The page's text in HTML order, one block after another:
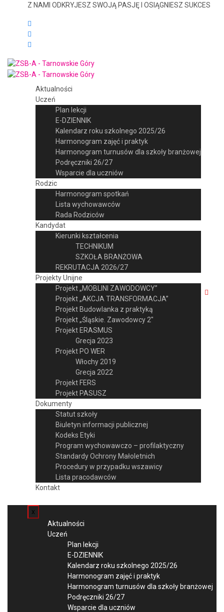
Z NAMI ODKRYJESZ SWOJĄ PASJĘ I OSIĄGNIESZ SUKCES
Aktualności
Uczeń
Plan lekcji
E-DZIENNIK
Kalendarz roku szkolnego 2025/26
Harmonogram zajęć i praktyk
Harmonogram turnusów dla szkoły branżowej
Podręczniki 26/27
Wsparcie dla uczniów
Rodzic
Harmonogram spotkań
Lista wychowawców
Rada Rodziców
Kandydat
Kierunki kształcenia
TECHNIKUM
SZKOŁA BRANŻOWA
REKRUTACJA 2026/27
Projekty Unijne
Projekt „MOBLINI ZAWODOWCY”
Projekt „AKCJA TRANSFORMACJA”
Projekt Budowlanka z praktyką
Projekt „Śląskie. Zawodowcy 2″
Projekt ERASMUS
Grecja 2023
Projekt PO WER
Włochy 2019
Grecja 2022
Projekt FERS
Projekt PASUSZ
Dokumenty
Statut szkoły
Biuletyn informacji publicznej
Kodeks Etyki
Program wychowawczo – profilaktyczny
Standardy Ochrony Małoletnich
Procedury w przypadku wszawicy
Lista pracodawców
Kontakt
x
Aktualności
Uczeń
Plan lekcji
E-DZIENNIK
Kalendarz roku szkolnego 2025/26
Harmonogram zajęć i praktyk
Harmonogram turnusów dla szkoły branżowej
Podręczniki 26/27
Wsparcie dla uczniów